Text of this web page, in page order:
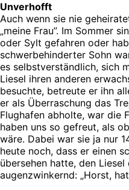
Unverhofft
Auch wenn sie nie
„meine Frau”. Im Sommer
oder Sylt gefahren oder
schwerbehinderter Sohn
es selbstverständlich, sich
Liesel ihren anderen
besuchte, betreute er ihn
er als Überraschung das
Flughafen abholte, war die
haben uns so gefreut, als
wäre. Dabei war sie ja nur
heute noch, dass er einen
übersehen hatte, den
augenzwinkernd: „Horst,